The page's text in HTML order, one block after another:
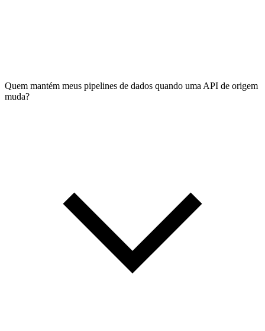
Quem mantém meus pipelines de dados quando uma API de origem
muda?